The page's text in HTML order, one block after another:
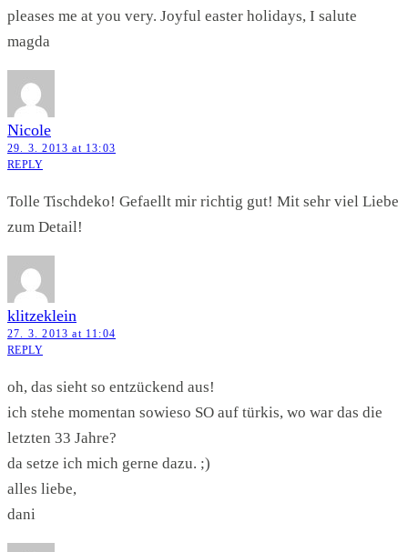
pleases me at you very. Joyful easter holidays, I salute
magda
Nicole
29. 3. 2013 at 13:03
REPLY
Tolle Tischdeko! Gefaellt mir richtig gut! Mit sehr viel Liebe
zum Detail!
klitzeklein
27. 3. 2013 at 11:04
REPLY
oh, das sieht so entzückend aus!
ich stehe momentan sowieso SO auf türkis, wo war das die
letzten 33 Jahre?
da setze ich mich gerne dazu. ;)
alles liebe,
dani